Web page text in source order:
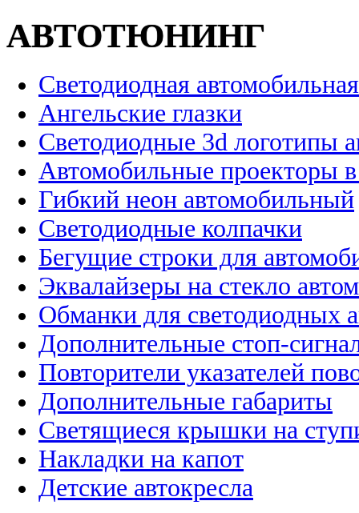
АВТОТЮНИНГ
Светодиодная
Ангельские глазки
Светодиодные 3d логотипы
Автомобильные проекторы
Гибкий неон автомобильный
Светодиодные колпачки
Бегущие строки для
Эквалайзеры на стекло
Обманки для светодиодных
Дополнительные стоп-
Повторители указателей
Дополнительные габариты
Светящиеся крышки на
Накладки на капот
Детские автокресла